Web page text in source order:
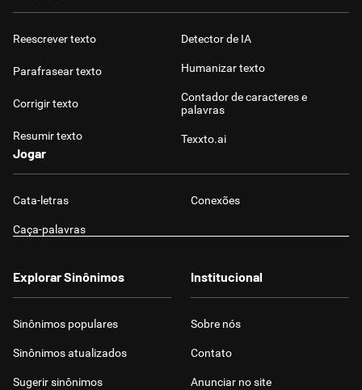
Reescrever texto
Parafrasear texto
Corrigir texto
Resumir texto
Detector de IA
Humanizar texto
Contador de caracteres e
palavras
Texxto.ai
Jogar
Cata-letras Conexões
Caça-palavras
Explorar Sinônimos
Sinônimos populares
Sinônimos atualizados
Sugerir sinônimos
Institucional
Sobre nós
Contato
Anunciar no site